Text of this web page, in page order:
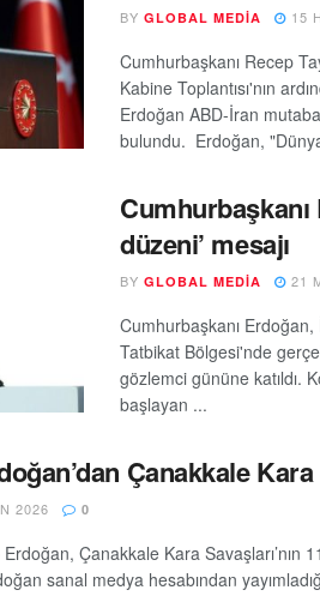
BY GLOBAL MEDIA 15
Cumhurbaşkanı Recep
Kabine Toplantısı'nın
Erdoğan ABD-İran
bulundu. Erdoğan,
Cumhurbaşkanı
düzeni’ mesajı
BY GLOBAL MEDIA 21
Cumhurbaşkanı
Tatbikat Bölgesi'nde
gözlemci gününe katıldı.
başlayan ...
Çanakkale
2026 0
Çanakkale Kara Savaşları’nın
sanal medya hesabından